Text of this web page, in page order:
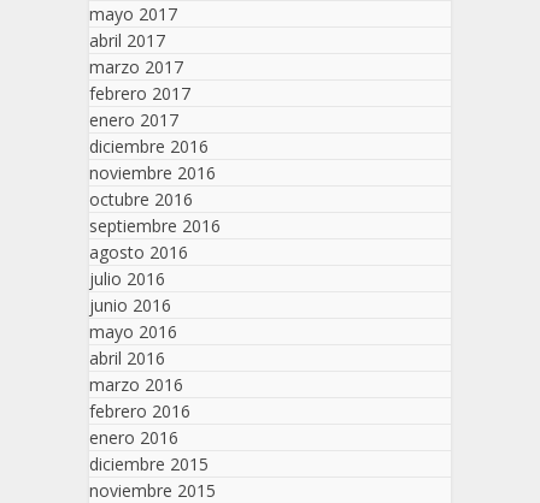
mayo 2017
abril 2017
marzo 2017
febrero 2017
enero 2017
diciembre 2016
noviembre 2016
octubre 2016
septiembre 2016
agosto 2016
julio 2016
junio 2016
mayo 2016
abril 2016
marzo 2016
febrero 2016
enero 2016
diciembre 2015
noviembre 2015